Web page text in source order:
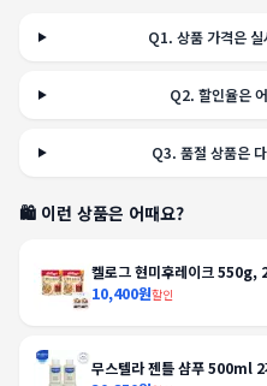
Q1.상품 가격은
Q2.할인율은
Q3. 품절 상품은
🛍️ 이런 상품은 어때요?
켈로그 현미후레이크 550g,
40g, 2개)
10,400원할인
무스텔라 젠틀 샴푸 500ml 2